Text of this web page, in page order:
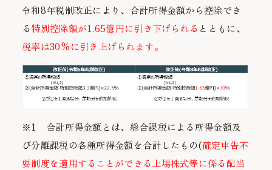
令和8年税制改正により、合計所得金額から控除でき
る特別控除額が1.65億円に引き下げられる とともに、
税率は30%に引き上げられます。
※1
合計所得金額とは、総合課税による所得金額及
び分離課税の各種所得金額を合計したもの(確定申告不
要制度を適用することができる上場株式等に係る配当